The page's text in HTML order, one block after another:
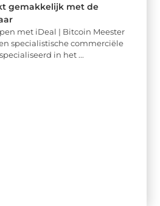
gemakkelijk met de
met iDeal | Bitcoin Meester
specialistische commerciële
in het ...